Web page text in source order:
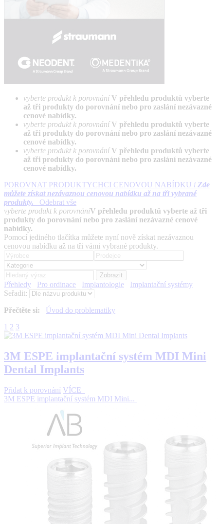
vyberte produkt k porovnání V přehledu produktů vyberte
až tři produkty do porovnání nebo pro zaslání nezávazné
cenové nabídky.
vyberte produkt k porovnání V přehledu produktů vyberte
až tři produkty do porovnání nebo pro zaslání nezávazné
cenové nabídky.
vyberte produkt k porovnání V přehledu produktů vyberte
až tři produkty do porovnání nebo pro zaslání nezávazné
cenové nabídky.
POROVNAT PRODUKTYCHCI CENOVOU NABÍDKU i Zde
můžete získat nezávaznou cenovou nabídku až na tři vybrané
produkty.
Odebrat vše
vyberte produkt k porovnáníV přehledu produktů vyberte až tři
produkty do porovnání nebo pro zaslání nezávazné cenové
nabídky.
Pomocí jediného tlačítka můžete nyní nově získat nezávaznou
cenovou nabídku až na tři vámi vybrané produkty.
Přehledy Pro ordinace Implantologie
Implantační systémy
Seřadit:
Přečtěte si:
Úvod do problematiky
1 2 3
3M ESPE implantační systém MDI Mini
Dental Implants
Přidat k porovnání VÍCE
3M ESPE implantační systém MDI Mini...